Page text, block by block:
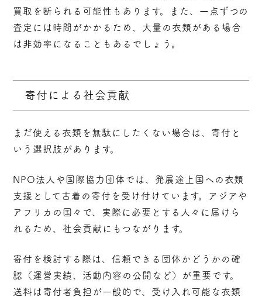
買取を断られる可能性もあります。また、一点ずつの
査定には時間がかかるため、大量の衣類がある場合
は非効率になることもあるでしょう。
寄付による社会貢献
まだ使える衣類を無駄にしたくない場合は、寄付と
いう選択肢があります。
NPO法人や国際協力団体では、発展途上国への衣類
支援として古着の寄付を受け付けています。アジアや
アフリカの国々で、実際に必要とする人々に届けら
れるため、社会貢献にもつながります。
寄付を検討する際は、信頼できる団体かどうかの確
認（運営実績、活動内容の公開など）が重要です。
送料は寄付者負担が一般的で、受け入れ可能な衣類